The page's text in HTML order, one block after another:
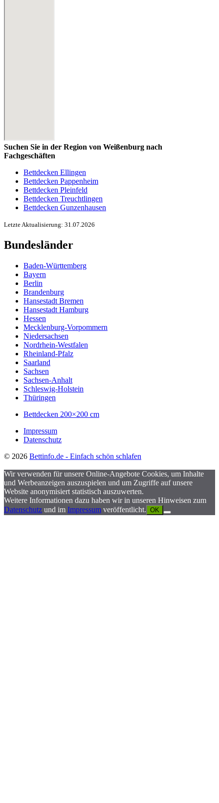
Suchen Sie in der Region von Weißenburg nach
Fachgeschäften
Bettdecken Ellingen
Bettdecken Pappenheim
Bettdecken Pleinfeld
Bettdecken Treuchtlingen
Bettdecken Gunzenhausen
Letzte Aktualisierung: 31.07.2026
Bundesländer
Baden-Württemberg
Bayern
Berlin
Brandenburg
Hansestadt Bremen
Hansestadt Hamburg
Hessen
Mecklenburg-Vorpommern
Niedersachsen
Nordrhein-Westfalen
Rheinland-Pfalz
Saarland
Sachsen
Sachsen-Anhalt
Schleswig-Holstein
Thüringen
Bettdecken 200×200 cm
Impressum
Datenschutz
© 2026 Bettinfo.de - Einfach schön schlafen
Wir verwenden für unsere Online-Angebote Cookies, um Inhalte
und Werbeanzeigen auszuspielen und um Zugriffe auf unsere
Website anonymisiert statistisch auszuwerten.
Weitere Informationen dazu haben wir in unseren Hinweisen zum
Datenschutz und im Impressum veröffentlicht. OK